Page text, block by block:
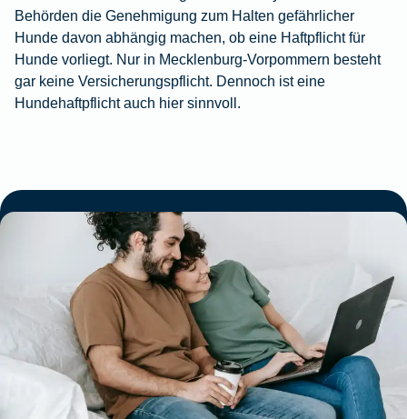
Behörden die Genehmigung zum Halten gefährlicher
Hunde davon abhängig machen, ob eine Haftpflicht für
Hunde vorliegt. Nur in Mecklenburg-Vorpommern besteht
gar keine Versicherungspflicht. Dennoch ist eine
Hundehaftpflicht auch hier sinnvoll.